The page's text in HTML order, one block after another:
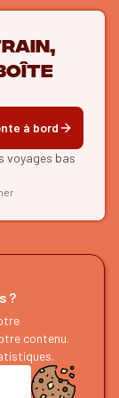
à bord
voyages bas
?
contenu.